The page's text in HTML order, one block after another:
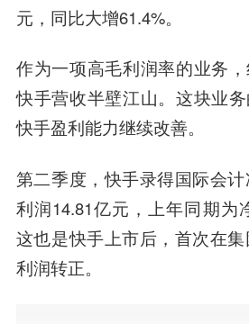
元，同比大增61.4%。
作为一项高毛利润率的业务
快手营收半壁江山。这块业
快手盈利能力继续改善。
第二季度，快手录得国际会
利润14.81亿元，上年同期为
这也是快手上市后，首次在
利润转正。